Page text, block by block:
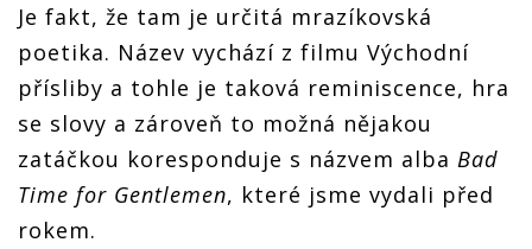
Je fakt, že tam je určitá mrazíkovská
poetika. Název vychází z filmu Východní
přísliby a tohle je taková reminiscence, hra
se slovy a zároveň to možná nějakou
zatáčkou koresponduje s názvem alba Bad
Time for Gentlemen, které jsme vydali před
rokem.